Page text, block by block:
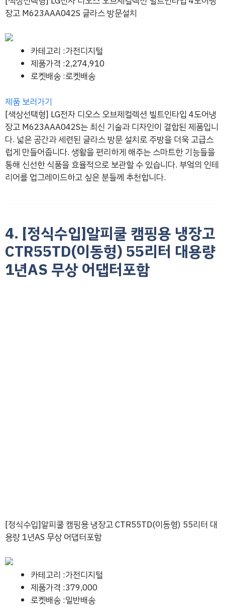
장고 M623AAA042S 글라스 방문설치
카테고리 :가전디지털
제품가격 :2,274,910
로켓배송 :로켓배송
제품 보러가기
[색상선택형] LG전자 디오스 오브제컬렉션 빌트인타입 4도어냉
장고 M623AAA042S는 최신 기술과 디자인이 결합된 제품입니
다. 넓은 공간과 세련된 글라스 방문 설치로 주방을 더욱 고급스
럽게 만들어줍니다. 생활을 편리하게 해주는 스마트한 기능들을
통해 신선한 식품을 효율적으로 보관할 수 있습니다. 부엌의 인테
리어를 업그레이드하고 싶은 분들께 추천합니다.
4. [정식수입]알피쿨 캠핑용 냉장고
CTR55TD(이동형) 55리터 대용량
1년AS 무상 어댑터포함
[정식수입]알피쿨 캠핑용 냉장고 CTR55TD(이동형) 55리터 대
용량 1년AS 무상 어댑터포함
카테고리 :가전디지털
제품가격 :379,000
로켓배송 :일반배송